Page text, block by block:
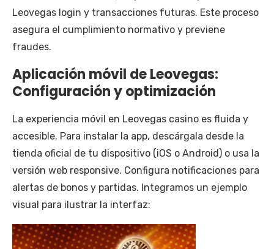
Leovegas login y transacciones futuras. Este proceso
asegura el cumplimiento normativo y previene
fraudes.
Aplicación móvil de Leovegas:
Configuración y optimización
La experiencia móvil en Leovegas casino es fluida y
accesible. Para instalar la app, descárgala desde la
tienda oficial de tu dispositivo (iOS o Android) o usa la
versión web responsive. Configura notificaciones para
alertas de bonos y partidas. Integramos un ejemplo
visual para ilustrar la interfaz: